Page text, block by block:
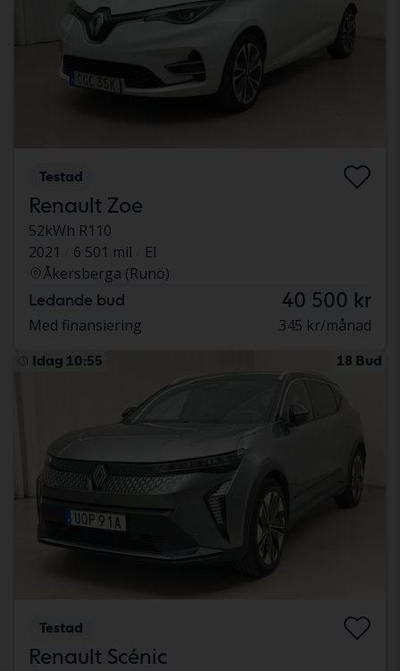
Testad
Renault Zoe
52kWh R110
2021
6 501 mil
El
Åkersberga (Runö)
Ledande bud 40 500 kr
Med finansiering 345 kr/månad
Idag 10:55 18 Bud
Testad
Renault Scénic